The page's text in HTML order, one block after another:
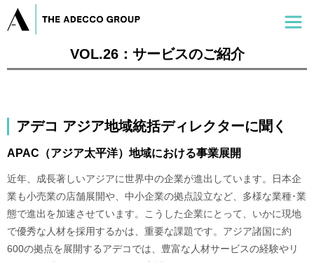
VOL.26：サービスのご紹介
アデコ アジア地域統括ディレクターに聞く
APAC（アジア太平洋）地域における事業展開
近年、成長著しいアジアに世界中の企業が進出しています。日本企
業も小売業の店舗展開や、中小企業の拠点設立など、多様な業種･業
態で進出を加速させています。こうした企業にとって、いかに現地
で優秀な人材を採用するかは、重要な課題です。アジア諸国に約
600の拠点を展開するアデコでは、豊富な人材サービスの経験やリ